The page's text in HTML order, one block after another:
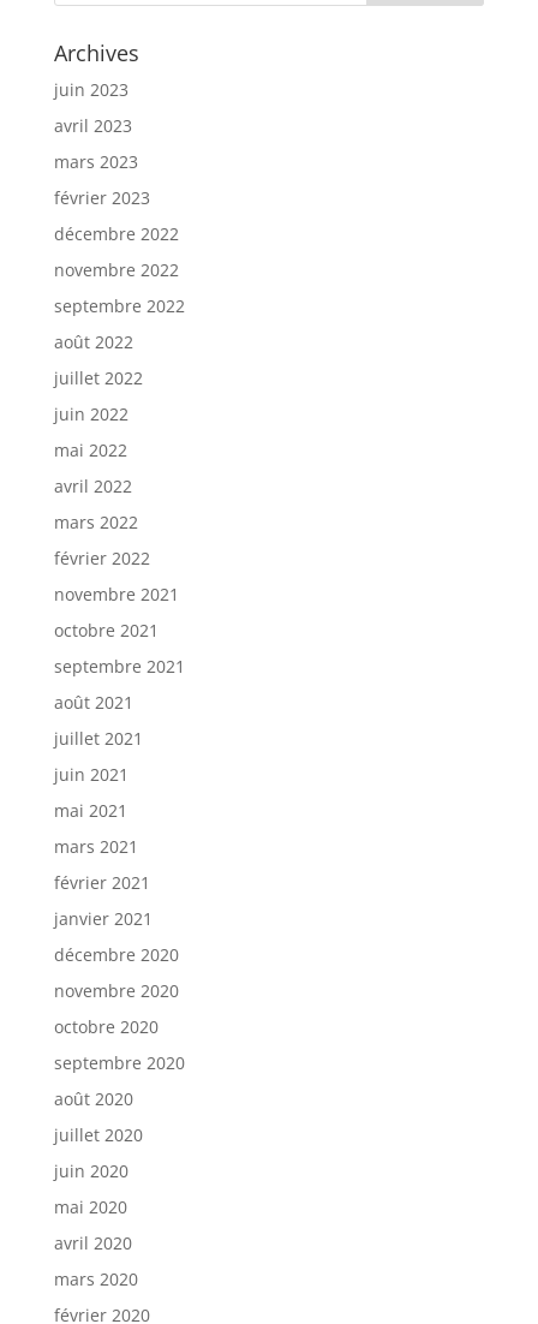
Archives
juin 2023
avril 2023
mars 2023
février 2023
décembre 2022
novembre 2022
septembre 2022
août 2022
juillet 2022
juin 2022
mai 2022
avril 2022
mars 2022
février 2022
novembre 2021
octobre 2021
septembre 2021
août 2021
juillet 2021
juin 2021
mai 2021
mars 2021
février 2021
janvier 2021
décembre 2020
novembre 2020
octobre 2020
septembre 2020
août 2020
juillet 2020
juin 2020
mai 2020
avril 2020
mars 2020
février 2020